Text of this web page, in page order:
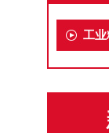
工业